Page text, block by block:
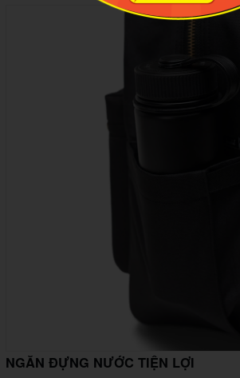
NGĂN ĐỰNG NƯỚC TIỆN LỢI